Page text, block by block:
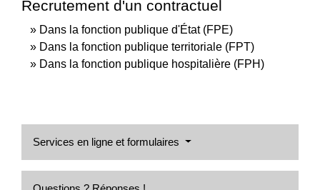
Recrutement d'un contractuel
Dans la fonction publique d'État (FPE)
Dans la fonction publique territoriale (FPT)
Dans la fonction publique hospitalière (FPH)
Services en ligne et formulaires